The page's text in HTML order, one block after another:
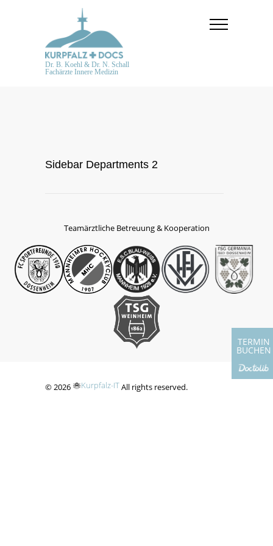
Dr. B. Koehl & Dr. N. Schall
Fachärzte Innere Medizin
Sidebar Departments 2
Teamärztliche Betreuung & Kooperation
© 2026 Kurpfalz-ITAll rights reserved.
TERMIN
BUCHEN